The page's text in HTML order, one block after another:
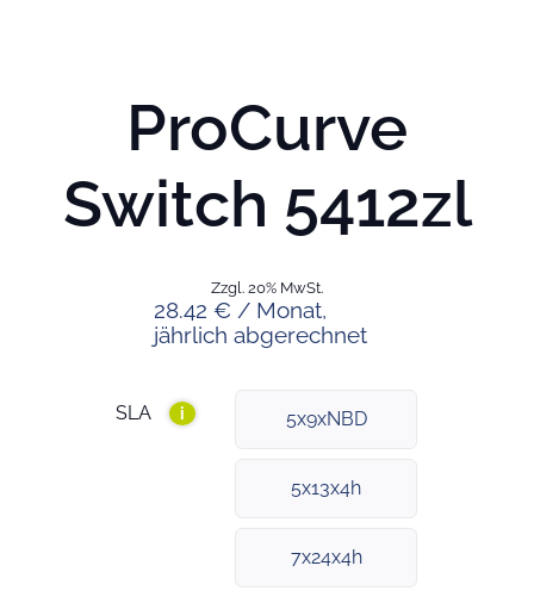
ProCurve
Switch 5412zl
28.42 € / Monat,
jährlich abgerechnet
Zzgl. 20% MwSt.
SLA i 5x9xNBD
5x13x4h
7x24x4h